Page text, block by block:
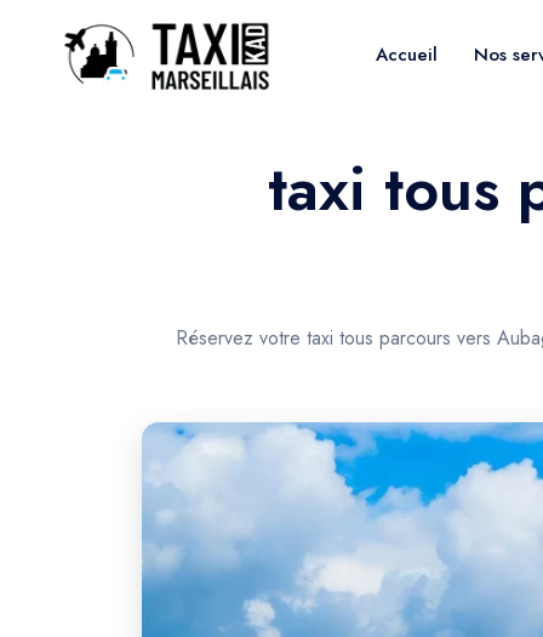
Accueil Nos
taxi tous
Réservez votre taxi tous parcours vers